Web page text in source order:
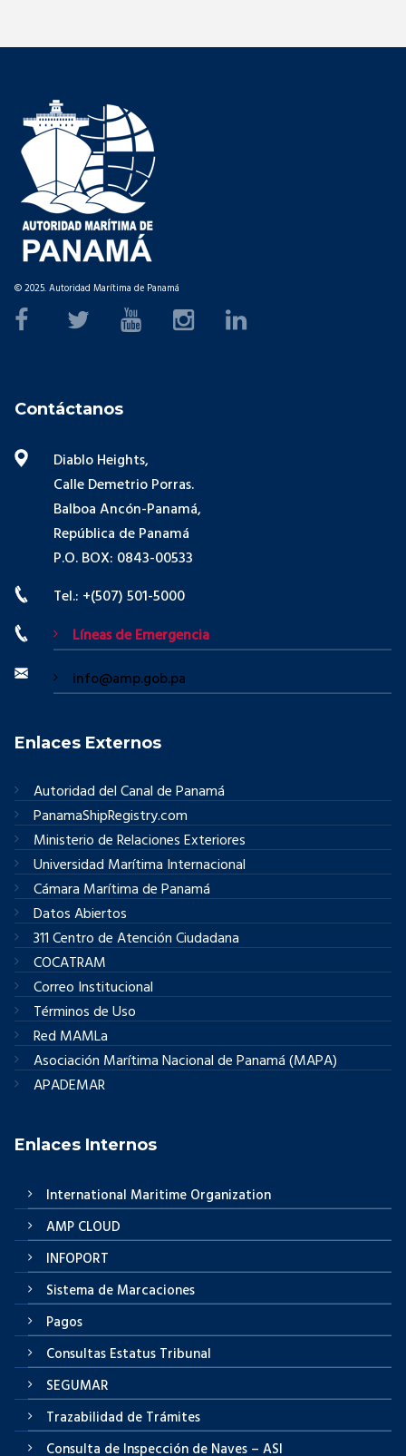
© 2025. Autoridad Marítima de Panamá
Contáctanos
Diablo Heights,
Calle Demetrio Porras.
Balboa Ancón-Panamá,
República de Panamá
P.O. BOX: 0843-00533
Tel.: +(507) 501-5000
Líneas de Emergencia
info@amp.gob.pa
Enlaces Externos
Autoridad del Canal de Panamá
PanamaShipRegistry.com
Ministerio de Relaciones Exteriores
Universidad Marítima Internacional
Cámara Marítima de Panamá
Datos Abiertos
311 Centro de Atención Ciudadana
COCATRAM
Correo Institucional
Términos de Uso
Red MAMLa
Asociación Marítima Nacional de Panamá (MAPA)
APADEMAR
Enlaces Internos
International Maritime Organization
AMP CLOUD
INFOPORT
Sistema de Marcaciones
Pagos
Consultas Estatus Tribunal
SEGUMAR
Trazabilidad de Trámites
Consulta de Inspección de Naves – ASI